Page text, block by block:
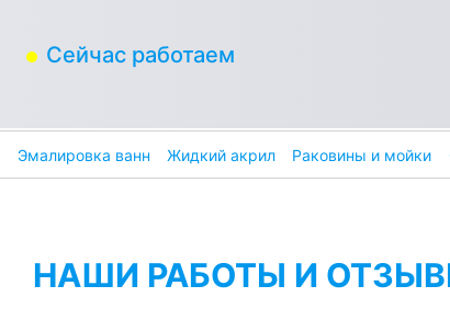
Сейчас работаем
Эмалировка ванн Жидкий акрил Раковины и мойки
НАШИ РАБОТЫ И